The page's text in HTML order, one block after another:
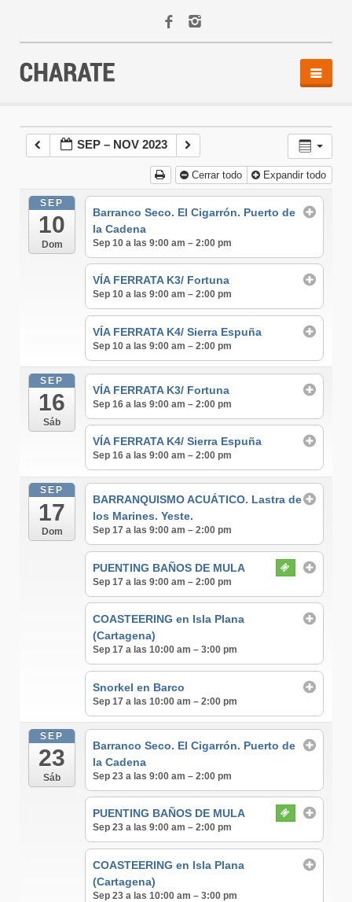
AGENDA
ACTIVIDADES
EQUIPO
CONTACTO
SEP – NOV 2023
Cerrar todo Expandir todo
SEP
10
Dom
Barranco Seco. El Cigarrón. Puerto de
la Cadena
Sep 10 a las 9:00 am – 2:00 pm
VÍA FERRATA K3/ Fortuna
Sep 10 a las 9:00 am – 2:00 pm
VÍA FERRATA K4/ Sierra Espuña
Sep 10 a las 9:00 am – 2:00 pm
SEP
16
Sáb
VÍA FERRATA K3/ Fortuna
Sep 16 a las 9:00 am – 2:00 pm
VÍA FERRATA K4/ Sierra Espuña
Sep 16 a las 9:00 am – 2:00 pm
SEP
17
Dom
BARRANQUISMO ACUÁTICO. Lastra de
los Marines. Yeste.
Sep 17 a las 9:00 am – 2:00 pm
PUENTING BAÑOS DE MULA
Sep 17 a las 9:00 am – 2:00 pm
COASTEERING en Isla Plana
(Cartagena)
Sep 17 a las 10:00 am – 3:00 pm
Snorkel en Barco
Sep 17 a las 10:00 am – 2:00 pm
SEP
23
Sáb
Barranco Seco. El Cigarrón. Puerto de
la Cadena
Sep 23 a las 9:00 am – 2:00 pm
PUENTING BAÑOS DE MULA
Sep 23 a las 9:00 am – 2:00 pm
COASTEERING en Isla Plana
(Cartagena)
Sep 23 a las 10:00 am – 3:00 pm